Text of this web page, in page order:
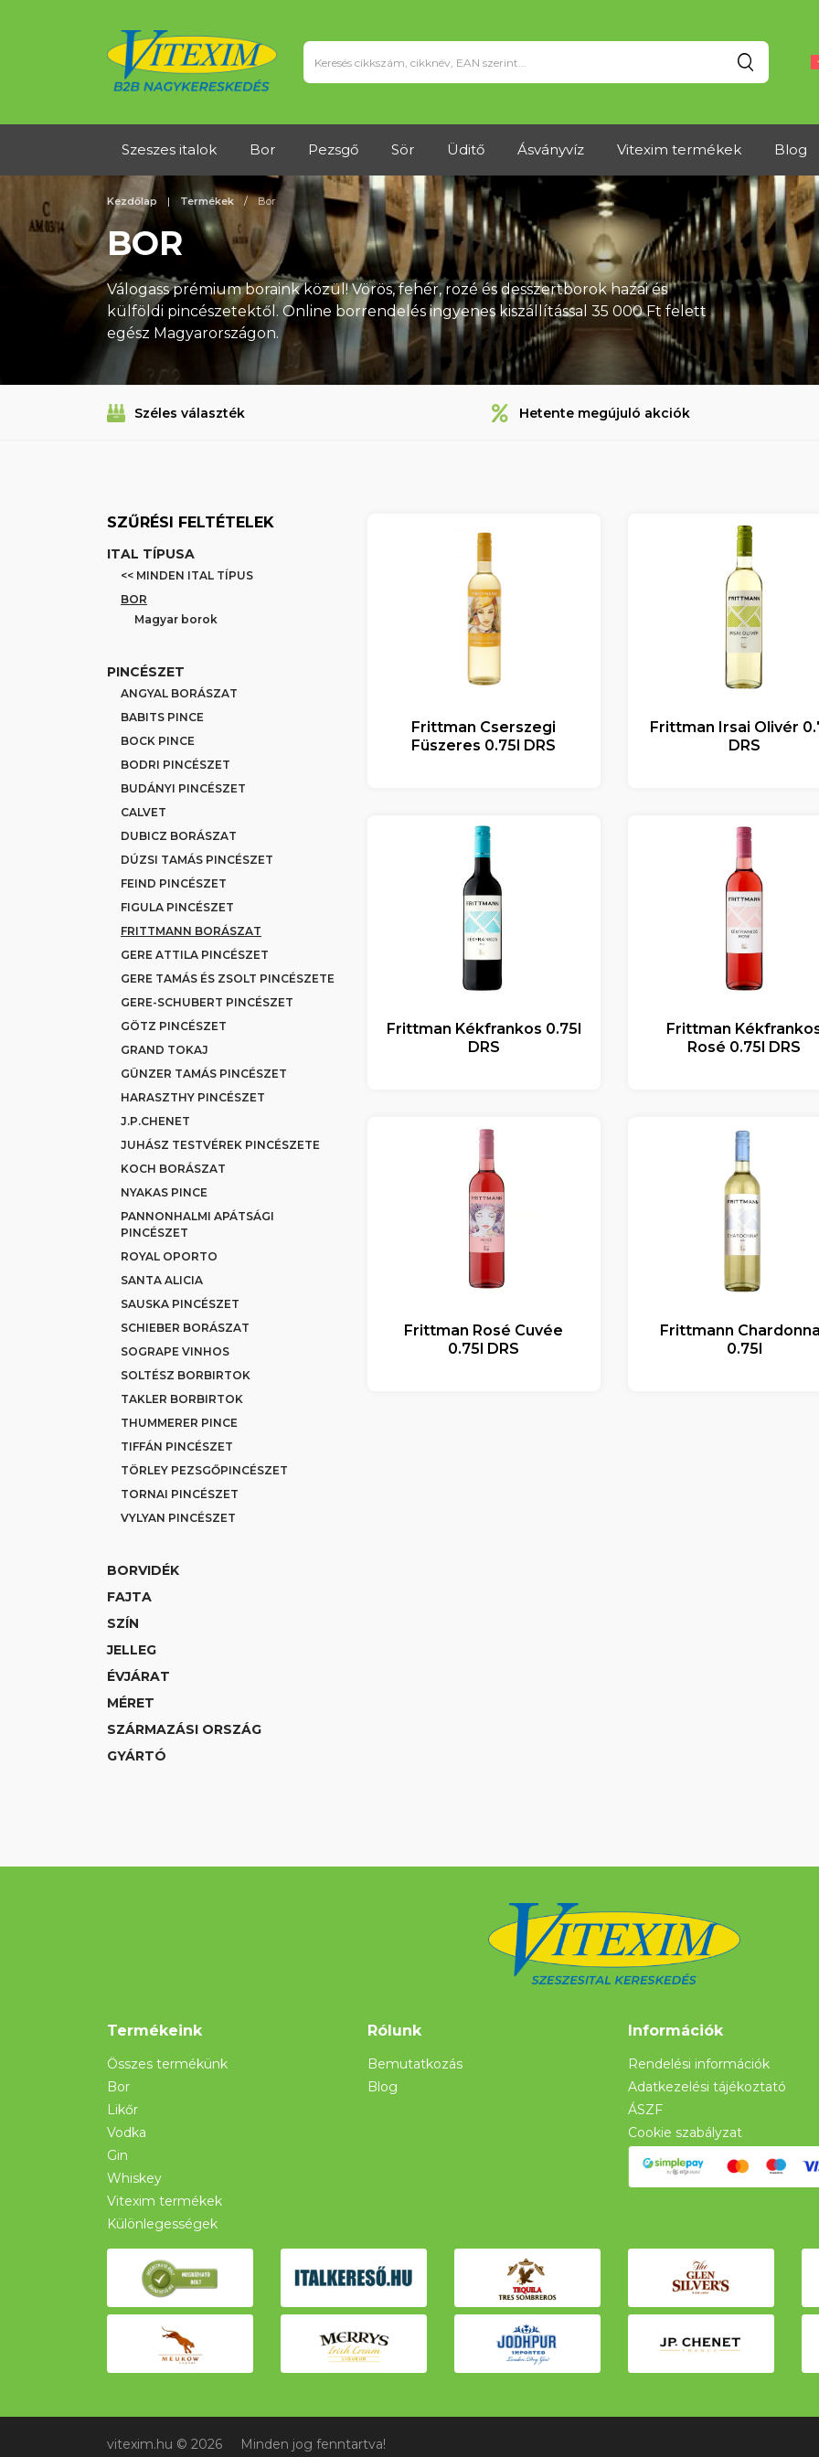
Szeszes italok Bor Pezsgő Sör Üditő Ásványvíz Vitexim termékek Blog
Kezdőlap Termékek Bor
BOR
Válogass prémium boraink közül! Vörös, fehér, rozé és desszertborok hazai és
külföldi pincészetektől. Online borrendelés ingyenes kiszállítással 35 000 Ft felett
egész Magyarországon.
Széles választék Hetente megújuló akciók
SZŰRÉSI FELTÉTELEK
ITAL TÍPUSA
<< MINDEN ITAL TÍPUS
BOR
Magyar borok
PINCÉSZET
ANGYAL BORÁSZAT
BABITS PINCE
BOCK PINCE
BODRI PINCÉSZET
BUDÁNYI PINCÉSZET
CALVET
DUBICZ BORÁSZAT
DÚZSI TAMÁS PINCÉSZET
FEIND PINCÉSZET
FIGULA PINCÉSZET
FRITTMANN BORÁSZAT
GERE ATTILA PINCÉSZET
GERE TAMÁS ÉS ZSOLT PINCÉSZETE
GERE-SCHUBERT PINCÉSZET
GÖTZ PINCÉSZET
GRAND TOKAJ
GÜNZER TAMÁS PINCÉSZET
HARASZTHY PINCÉSZET
J.P.CHENET
JUHÁSZ TESTVÉREK PINCÉSZETE
KOCH BORÁSZAT
NYAKAS PINCE
PANNONHALMI APÁTSÁGI
PINCÉSZET
ROYAL OPORTO
SANTA ALICIA
SAUSKA PINCÉSZET
SCHIEBER BORÁSZAT
SOGRAPE VINHOS
SOLTÉSZ BORBIRTOK
TAKLER BORBIRTOK
THUMMERER PINCE
TIFFÁN PINCÉSZET
TÖRLEY PEZSGŐPINCÉSZET
TORNAI PINCÉSZET
VYLYAN PINCÉSZET
BORVIDÉK
FAJTA
SZÍN
JELLEG
ÉVJÁRAT
MÉRET
SZÁRMAZÁSI ORSZÁG
GYÁRTÓ
Frittman Cserszegi
Füszeres 0.75l DRS
Frittman Irsai Olivér
DRS
Frittman Kékfrankos 0.75l
DRS
Frittman
Rosé 0.75l DRS
Frittman Rosé Cuvée
0.75l DRS
Frittmann
0.75l
Termékeink
Összes termékünk
Bor
Likőr
Vodka
Gin
Whiskey
Vitexim termékek
Különlegességek
Rólunk
Bemutatkozás
Blog
Információk
Rendelési információk
Adatkezelési tájékoztató
ÁSZF
Cookie szabályzat
vitexim.hu © 2026 Minden jog fenntartva!